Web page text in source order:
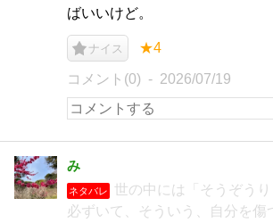
ばいいけど。
ナイス ★4
コメント(0) 2026/07/19
み
ネタバレ
世の中には「そうぞう
必ずいて、そういう、自分を傷